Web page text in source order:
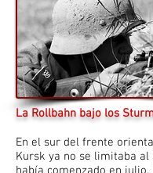
La Rollbahn bajo los
En el sur del frente
Kursk ya no se limitaba al